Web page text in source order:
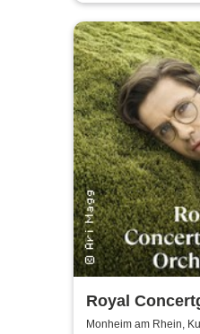
Royal
Orchestra |
Monheim am Rhein,